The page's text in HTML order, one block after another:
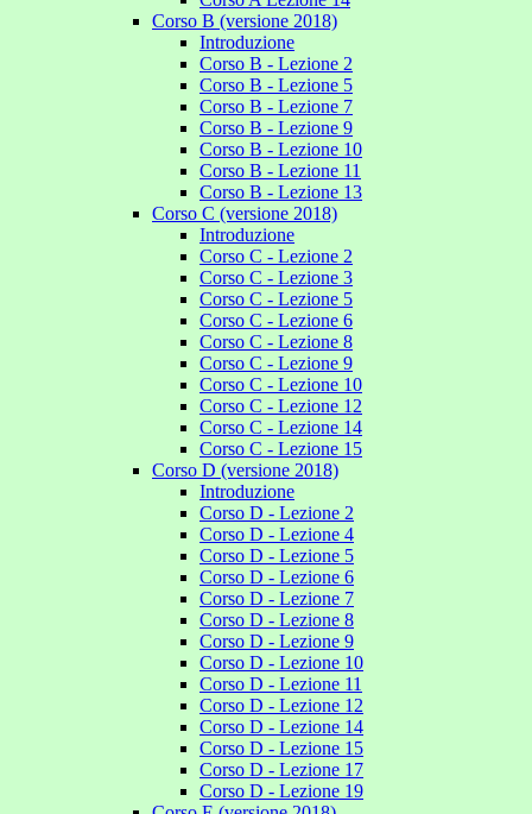
Corso B (versione 2018)
Introduzione
Corso B - Lezione 2
Corso B - Lezione 5
Corso B - Lezione 7
Corso B - Lezione 9
Corso B - Lezione 10
Corso B - Lezione 11
Corso B - Lezione 13
Corso C (versione 2018)
Introduzione
Corso C - Lezione 2
Corso C - Lezione 3
Corso C - Lezione 5
Corso C - Lezione 6
Corso C - Lezione 8
Corso C - Lezione 9
Corso C - Lezione 10
Corso C - Lezione 12
Corso C - Lezione 14
Corso C - Lezione 15
Corso D (versione 2018)
Introduzione
Corso D - Lezione 2
Corso D - Lezione 4
Corso D - Lezione 5
Corso D - Lezione 6
Corso D - Lezione 7
Corso D - Lezione 8
Corso D - Lezione 9
Corso D - Lezione 10
Corso D - Lezione 11
Corso D - Lezione 12
Corso D - Lezione 14
Corso D - Lezione 15
Corso D - Lezione 17
Corso D - Lezione 19